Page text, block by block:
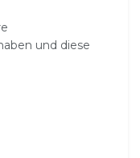
und diese